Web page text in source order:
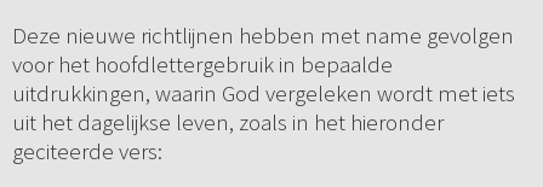
Deze nieuwe richtlijnen hebben met name gevolgen
voor het hoofdlettergebruik in bepaalde
uitdrukkingen, waarin God vergeleken wordt met iets
uit het dagelijkse leven, zoals in het hieronder
geciteerde vers: